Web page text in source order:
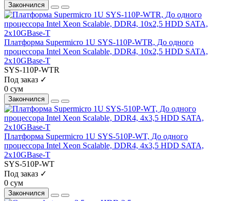
Закончился
Платформа Supermicro 1U SYS-110P-WTR, До одного
процессора Intel Xeon Scalable, DDR4, 10x2,5 HDD SATA,
2x10GBase-T
SYS-110P-WTR
Под заказ ✓
0 сум
Закончился
Платформа Supermicro 1U SYS-510P-WT, До одного
процессора Intel Xeon Scalable, DDR4, 4x3,5 HDD SATA,
2x10GBase-T
SYS-510P-WT
Под заказ ✓
0 сум
Закончился